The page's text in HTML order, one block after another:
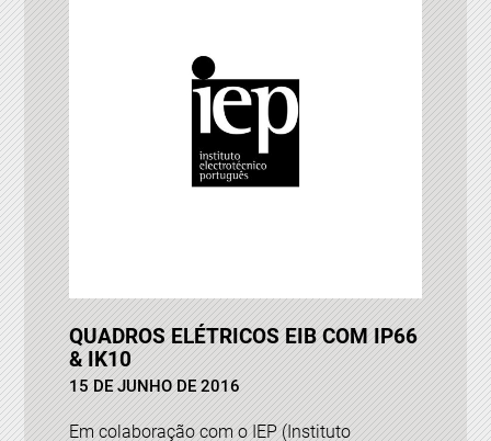
QUADROS ELÉTRICOS EIB COM IP66
& IK10
15 DE JUNHO DE 2016
Em colaboração com o IEP (Instituto